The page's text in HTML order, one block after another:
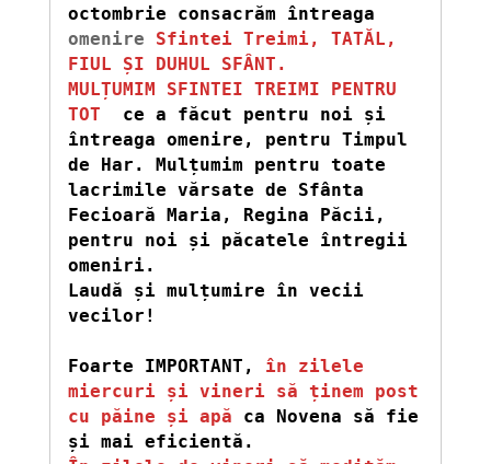
omenire Sfintei Treimi, TATĂL,
FIUL ȘI DUHUL SFÂNT.
MULȚUMIM SFINTEI TREIMI PENTRU
TOT
ce a făcut pentru noi și
întreaga omenire, pentru Timpul
de Har. Mulțumim pentru toate
lacrimile vărsate de Sfânta
Fecioară Maria, Regina Păcii,
pentru noi și păcatele întregii
omeniri.
Laudă și mulțumire în vecii
vecilor!
Foarte IMPORTANT,
în zilele
miercuri și vineri să ținem post
cu păine și apă
ca Novena să fie
și mai eficientă.